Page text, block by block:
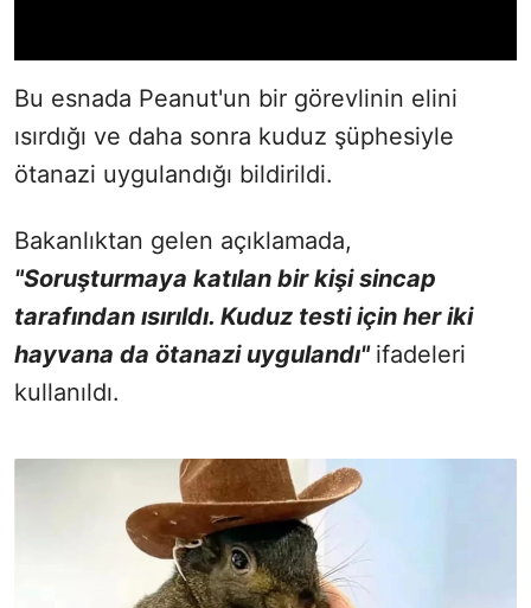
Bu esnada Peanut'un bir görevlinin elini
ısırdığı ve daha sonra kuduz şüphesiyle
ötanazi uygulandığı bildirildi.
Bakanlıktan gelen açıklamada,
"Soruşturmaya katılan bir kişi sincap
tarafından ısırıldı. Kuduz testi için her iki
hayvana da ötanazi uygulandı" ifadeleri
kullanıldı.